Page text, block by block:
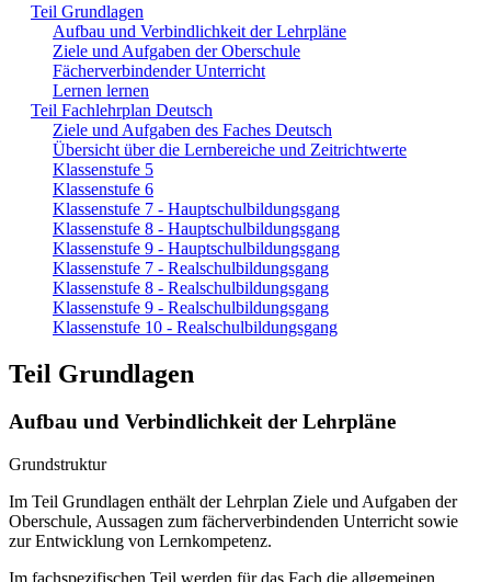
Teil Grundlagen
Aufbau und Verbindlichkeit der Lehrpläne
Ziele und Aufgaben der Oberschule
Fächerverbindender Unterricht
Lernen lernen
Teil Fachlehrplan Deutsch
Ziele und Aufgaben des Faches Deutsch
Übersicht über die Lernbereiche und Zeitrichtwerte
Klassenstufe 5
Klassenstufe 6
Klassenstufe 7 - Hauptschulbildungsgang
Klassenstufe 8 - Hauptschulbildungsgang
Klassenstufe 9 - Hauptschulbildungsgang
Klassenstufe 7 - Realschulbildungsgang
Klassenstufe 8 - Realschulbildungsgang
Klassenstufe 9 - Realschulbildungsgang
Klassenstufe 10 - Realschulbildungsgang
Teil Grundlagen
Aufbau und Verbindlichkeit der Lehrpläne
Grundstruktur
Im Teil Grundlagen enthält der Lehrplan Ziele und Aufgaben der
Oberschule, Aussagen zum fächerverbindenden Unterricht sowie
zur Entwicklung von Lernkompetenz.